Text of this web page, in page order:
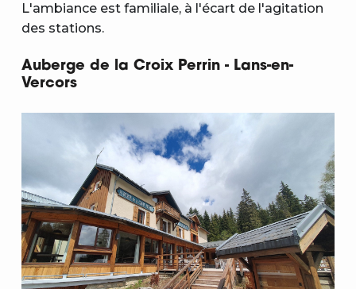
L'ambiance est familiale, à l'écart de l'agitation
des stations.
Auberge de la Croix Perrin - Lans-en-
Vercors